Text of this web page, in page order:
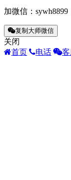
加微信： sywh8899
复制大师微信
关闭
首页
电话 客